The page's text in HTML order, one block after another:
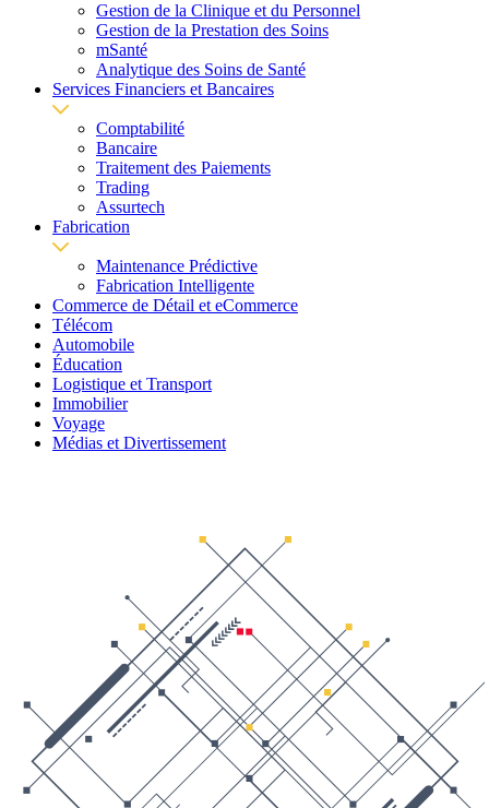
Gestion de la Clinique et du Personnel
Gestion de la Prestation des Soins
mSanté
Analytique des Soins de Santé
Services Financiers et Bancaires
Comptabilité
Bancaire
Traitement des Paiements
Trading
Assurtech
Fabrication
Maintenance Prédictive
Fabrication Intelligente
Commerce de Détail et eCommerce
Télécom
Automobile
Éducation
Logistique et Transport
Immobilier
Voyage
Médias et Divertissement